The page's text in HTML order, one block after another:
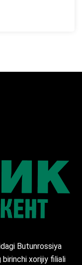
Butunrossiya
xorijiy filiali